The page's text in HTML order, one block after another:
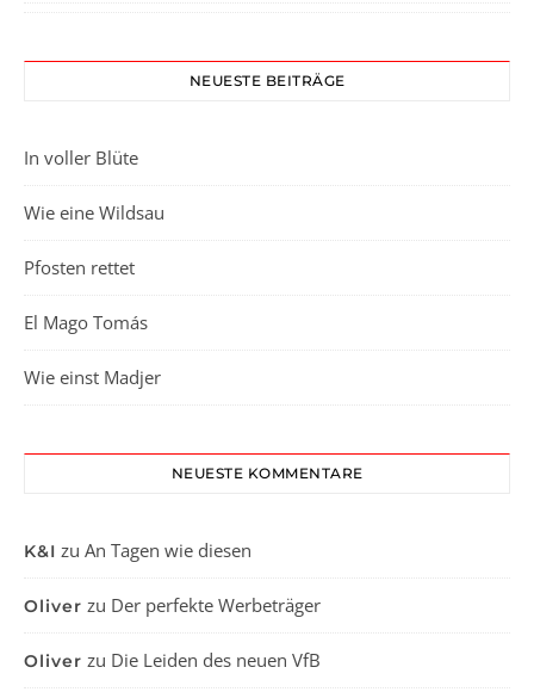
NEUESTE BEITRÄGE
In voller Blüte
Wie eine Wildsau
Pfosten rettet
El Mago Tomás
Wie einst Madjer
NEUESTE KOMMENTARE
K&I zu An Tagen wie diesen
Oliver zu Der perfekte Werbeträger
Oliver zu Die Leiden des neuen VfB